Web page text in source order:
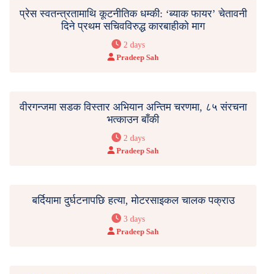
प्रेस स्वतन्त्रतामाथि कूटनीतिक धम्की: ‘ब्याक फायर’ चेतावनी
दिने प्रथम सचिवविरुद्ध कारबाहीको माग
2 days
Pradeep Sah
वीरगन्जमा सडक विस्तार अभियान अन्तिम चरणमा, ८५ संरचना
भत्काउन बाँकी
2 days
Pradeep Sah
बर्दियामा दुर्घटनापछि हत्या, मोटरसाइकल चालक पक्राउ
3 days
Pradeep Sah